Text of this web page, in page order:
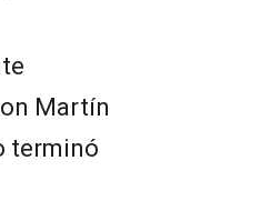
Martín
terminó